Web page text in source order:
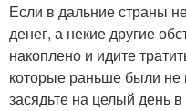
Если в дальние страны
денег, а некие другие
накоплено и идите
которые раньше были не
засядьте на целый день